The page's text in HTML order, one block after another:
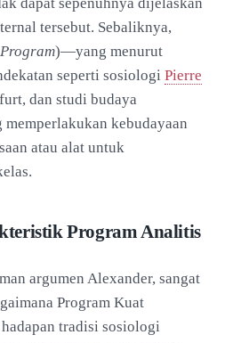
tersebut. Sebaliknya,
)—yang menurut
seperti sosiologi Pierre
dan studi budaya
kebudayaan
atau alat untuk
Program Analitis
argumen Alexander, sangat
Program Kuat
tradisi sosiologi